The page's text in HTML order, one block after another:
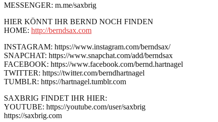
MESSENGER: m.me/saxbrig
HIER KÖNNT IHR BERND NOCH FINDEN
HOME: http://berndsax.com
INSTAGRAM: https://www.instagram.com/berndsax/
SNAPCHAT: https://www.snapchat.com/add/berndsax
FACEBOOK: https://www.facebook.com/bernd.hartnagel
TWITTER: https://twitter.com/berndhartnagel
TUMBLR: https://hartnagel.tumblr.com
SAXBRIG FINDET IHR HIER:
YOUTUBE: https://youtube.com/user/saxbrig
https://saxbrig.com